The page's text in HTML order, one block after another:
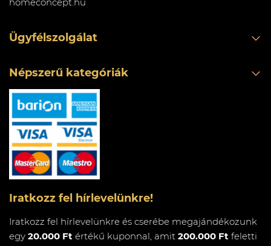
Ügyfélszolgálat
Népszerű kategóriák
Iratkozz fel hírlevelünkre!
Iratkozz fel hírlevelünkre és cserébe megajándékozunk
egy 20.000 Ft értékű kuponnal, amit 200.000 Ft feletti